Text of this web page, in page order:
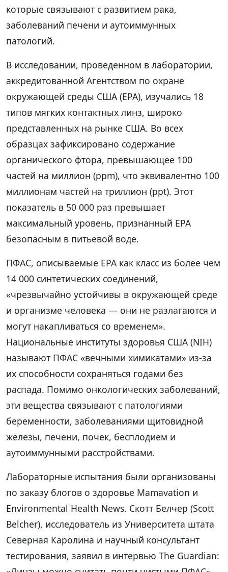
которые связывают с развитием рака,
заболеваний печени и аутоиммунных
патологий.
В исследовании, проведенном в лаборатории,
аккредитованной Агентством по охране
окружающей среды США (EPA), изучались 18
типов мягких контактных линз, широко
представленных на рынке США. Во всех
образцах зафиксировано содержание
органического фтора, превышающее 100
частей на миллион (ppm), что эквивалентно 100
миллионам частей на триллион (ppt). Этот
показатель в 50 000 раз превышает
максимальный уровень, признанный EPA
безопасным в питьевой воде.
ПФАС, описываемые EPA как класс из более чем
14 000 синтетических соединений,
«чрезвычайно устойчивы в окружающей среде
и организме человека — они не разлагаются и
могут накапливаться со временем».
Национальные институты здоровья США (NIH)
называют ПФАС «вечными химикатами» из-за
их способности сохраняться годами без
распада. Помимо онкологических заболеваний,
эти вещества связывают с патологиями
беременности, заболеваниями щитовидной
железы, печени, почек, бесплодием и
аутоиммунными расстройствами.
Лабораторные испытания были организованы
по заказу блогов о здоровье Mamavation и
Environmental Health News. Скотт Белчер (Scott
Belcher), исследователь из Университета штата
Северная Каролина и научный консультант
тестирования, заявил в интервью The Guardian: